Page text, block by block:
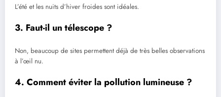
L’été et les nuits d’hiver froides sont idéales.
3. Faut-il un télescope ?
Non, beaucoup de sites permettent déjà de très belles observations
à l’œil nu.
4. Comment éviter la pollution lumineuse ?